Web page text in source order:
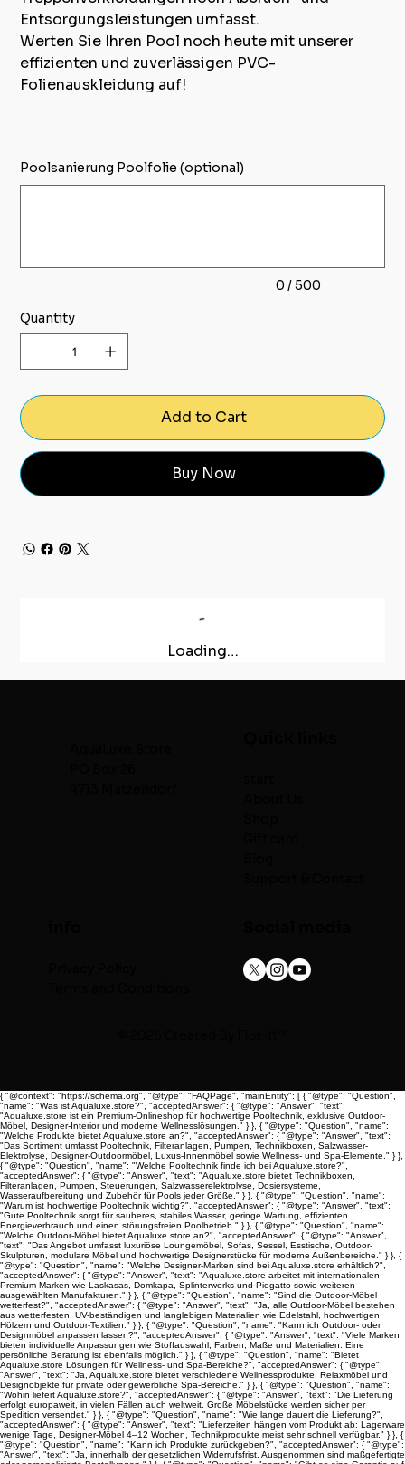
Entsorgungsleistungen umfasst.
Werten Sie Ihren Pool noch heute mit unserer
effizienten und zuverlässigen PVC-
Folienauskleidung auf!
Poolsanierung Poolfolie (optional)
0 / 500
Quantity
Add to Cart
Buy Now
Loading…
{ "@context": "https://schema.org", "@type": "FAQPage", "mainEntity": [ { "@type": "Question",
"name": "Was ist Aqualuxe.store?", "acceptedAnswer": { "@type": "Answer", "text":
"Aqualuxe.store ist ein Premium-Onlineshop für hochwertige Pooltechnik, exklusive Outdoor-
Möbel, Designer-Interior und moderne Wellnesslösungen." } }, { "@type": "Question", "name":
"Welche Produkte bietet Aqualuxe.store an?", "acceptedAnswer": { "@type": "Answer", "text":
"Das Sortiment umfasst Pooltechnik, Filteranlagen, Pumpen, Technikboxen, Salzwasser-
Elektrolyse, Designer-Outdoormöbel, Luxus-Innenmöbel sowie Wellness- und Spa-Elemente." } },
{ "@type": "Question", "name": "Welche Pooltechnik finde ich bei Aqualuxe.store?",
"acceptedAnswer": { "@type": "Answer", "text": "Aqualuxe.store bietet Technikboxen,
Filteranlagen, Pumpen, Steuerungen, Salzwasserelektrolyse, Dosiersysteme,
Wasseraufbereitung und Zubehör für Pools jeder Größe." } }, { "@type": "Question", "name":
"Warum ist hochwertige Pooltechnik wichtig?", "acceptedAnswer": { "@type": "Answer", "text":
"Gute Pooltechnik sorgt für sauberes, stabiles Wasser, geringe Wartung, effizienten
Energieverbrauch und einen störungsfreien Poolbetrieb." } }, { "@type": "Question", "name":
"Welche Outdoor-Möbel bietet Aqualuxe.store an?", "acceptedAnswer": { "@type": "Answer",
"text": "Das Angebot umfasst luxuriöse Loungemöbel, Sofas, Sessel, Esstische, Outdoor-
Skulpturen, modulare Möbel und hochwertige Designerstücke für moderne Außenbereiche." } }, {
"@type": "Question", "name": "Welche Designer-Marken sind bei Aqualuxe.store erhältlich?",
"acceptedAnswer": { "@type": "Answer", "text": "Aqualuxe.store arbeitet mit internationalen
Premium-Marken wie Laskasas, Domkapa, Splinterworks und Piegatto sowie weiteren
ausgewählten Manufakturen." } }, { "@type": "Question", "name": "Sind die Outdoor-Möbel
wetterfest?", "acceptedAnswer": { "@type": "Answer", "text": "Ja, alle Outdoor-Möbel bestehen
aus wetterfesten, UV-beständigen und langlebigen Materialien wie Edelstahl, hochwertigen
Hölzern und Outdoor-Textilien." } }, { "@type": "Question", "name": "Kann ich Outdoor- oder
Designmöbel anpassen lassen?", "acceptedAnswer": { "@type": "Answer", "text": "Viele Marken
bieten individuelle Anpassungen wie Stoffauswahl, Farben, Maße und Materialien. Eine
persönliche Beratung ist ebenfalls möglich." } }, { "@type": "Question", "name": "Bietet
Aqualuxe.store Lösungen für Wellness- und Spa-Bereiche?", "acceptedAnswer": { "@type":
"Answer", "text": "Ja, Aqualuxe.store bietet verschiedene Wellnessprodukte, Relaxmöbel und
Designobjekte für private oder gewerbliche Spa-Bereiche." } }, { "@type": "Question", "name":
"Wohin liefert Aqualuxe.store?", "acceptedAnswer": { "@type": "Answer", "text": "Die Lieferung
erfolgt europaweit, in vielen Fällen auch weltweit. Große Möbelstücke werden sicher per
Spedition versendet." } }, { "@type": "Question", "name": "Wie lange dauert die Lieferung?",
"acceptedAnswer": { "@type": "Answer", "text": "Lieferzeiten hängen vom Produkt ab: Lagerware
wenige Tage, Designer-Möbel 4–12 Wochen, Technikprodukte meist sehr schnell verfügbar." } }, {
"@type": "Question", "name": "Kann ich Produkte zurückgeben?", "acceptedAnswer": { "@type":
"Answer", "text": "Ja, innerhalb der gesetzlichen Widerrufsfrist. Ausgenommen sind maßgefertigte